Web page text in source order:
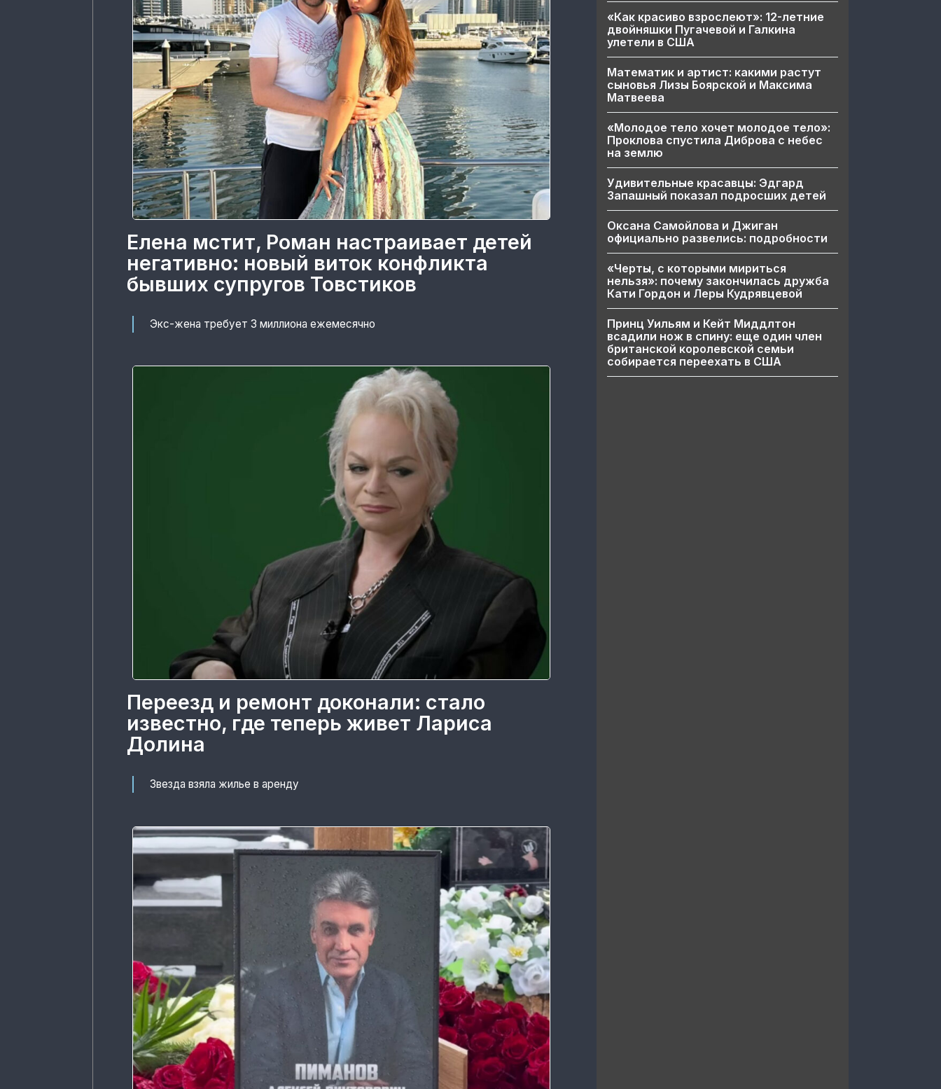
Елена мстит, Роман настраивает детей
негативно: новый виток конфликта
бывших супругов Товстиков
Экс-жена требует 3 миллиона ежемесячно
Переезд и ремонт доконали: стало
известно, где теперь живет Лариса
Долина
Звезда взяла жилье в аренду
«Как красиво взрослеют»: 12-летние
двойняшки Пугачевой и Галкина
улетели в США
Математик и артист: какими растут
сыновья Лизы Боярской и Максима
Матвеева
«Молодое тело хочет молодое тело»:
Проклова спустила Диброва с небес
на землю
Удивительные красавцы: Эдгард
Запашный показал подросших детей
Оксана Самойлова и Джиган
официально развелись: подробности
«Черты, с которыми мириться
нельзя»: почему закончилась дружба
Кати Гордон и Леры Кудрявцевой
Принц Уильям и Кейт Миддлтон
всадили нож в спину: еще один член
британской королевской семьи
собирается переехать в США